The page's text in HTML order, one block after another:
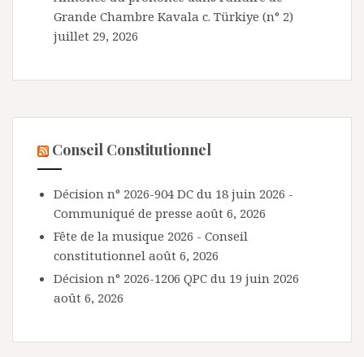
Grande Chambre Kavala c. Türkiye (n° 2)
juillet 29, 2026
Conseil Constitutionnel
Décision n° 2026-904 DC du 18 juin 2026 -
Communiqué de presse août 6, 2026
Fête de la musique 2026 - Conseil
constitutionnel août 6, 2026
Décision n° 2026-1206 QPC du 19 juin 2026
août 6, 2026